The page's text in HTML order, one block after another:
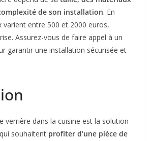
de son installation. En
varient entre 500 et 2000 euros,
Assurez-vous de faire appel à un
garantir une installation sécurisée et
verrière dans la cuisine est la solution
souhaitent profiter d’une pièce de